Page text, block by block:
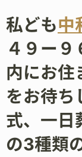
私ども中
４９ー
内にお住
をお待ち
式、一日
の3種類